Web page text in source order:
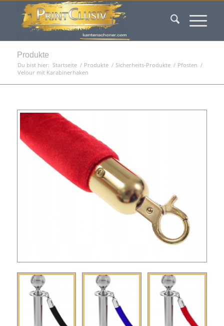
Produkte
Du bist hier: Startseite / Produkte / Sicherheits-Produkte / Pfosten /
Velour mit Karabinerhaken